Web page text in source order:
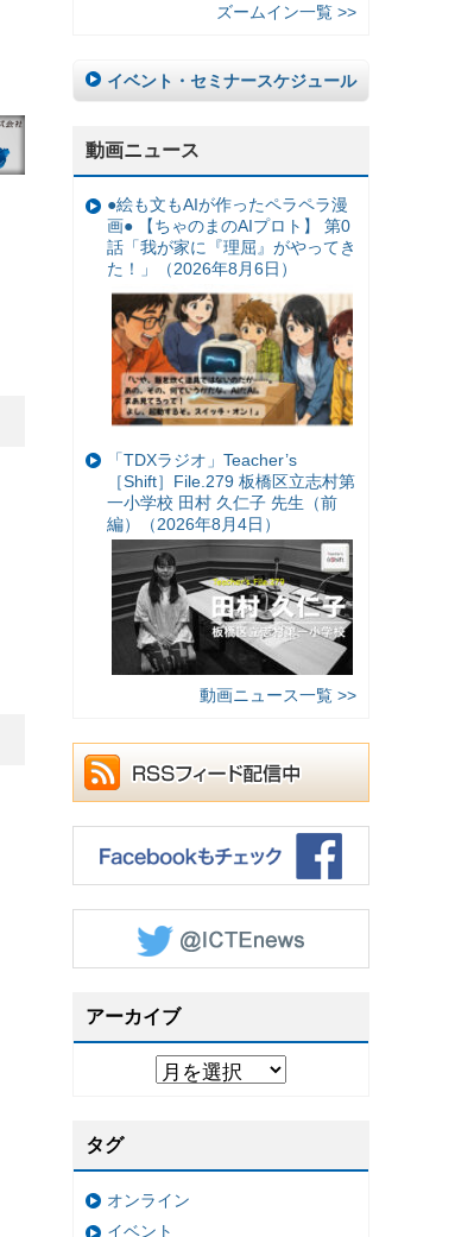
ズームイン一覧 >>
イベント・セミナースケジュール
動画ニュース
●絵も文もAIが作ったペラペラ漫
画● 【ちゃのまのAIプロト】 第0
話「我が家に『理屈』がやってき
た！」（2026年8月6日）
「TDXラジオ」Teacher’s
［Shift］File.279 板橋区立志村第
一小学校 田村 久仁子 先生（前
編）（2026年8月4日）
動画ニュース一覧 >>
アーカイブ
タグ
オンライン
イベント